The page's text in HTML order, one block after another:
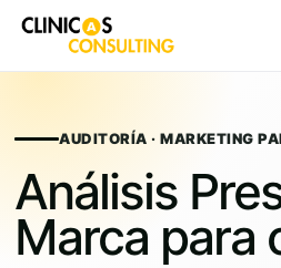
contentAUDITORÍA · MARKETING
Análisis
Marca para